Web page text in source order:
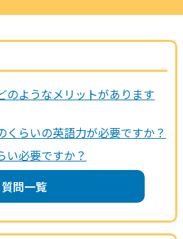
のようなメリットがあります
くらいの英語力が必要ですか？
い必要ですか？
質問一覧